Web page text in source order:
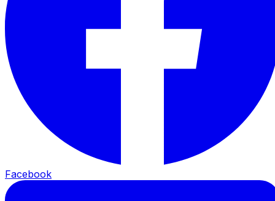
Facebook